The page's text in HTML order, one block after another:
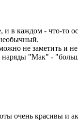
и в каждом - что-то
не заметить и
наряды "Мак" -
очень красивы и